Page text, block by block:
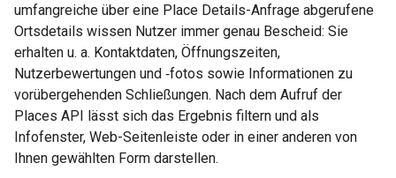
umfangreiche über eine Place Details-Anfrage abgerufene
Ortsdetails wissen Nutzer immer genau Bescheid: Sie
erhalten u. a. Kontaktdaten, Öffnungszeiten,
Nutzerbewertungen und ‑fotos sowie Informationen zu
vorübergehenden Schließungen. Nach dem Aufruf der
Places API lässt sich das Ergebnis filtern und als
Infofenster, Web-Seitenleiste oder in einer anderen von
Ihnen gewählten Form darstellen.